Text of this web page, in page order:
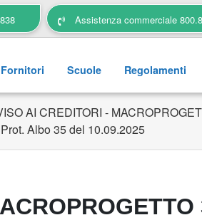
Assistenza commerciale
Fornitori Scuole Regolamenti
AI CREDITORI -
Albo 35 del 10.09.2025